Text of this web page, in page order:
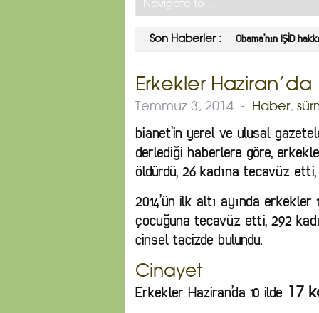
Son Haberler : Obama’nın IŞİD
Erkekler
Temmuz 3, 2014 - Haber,
bianet’in yerel ve ulusal
derlediği haberlere göre,
öldürdü, 26 kadına tecavüz
2014’ün ilk altı ayında erkekler
çocuğuna tecavüz etti, 292
cinsel tacizde bulundu.
Cinayet
Erkekler Haziran’da 10 ilde 17